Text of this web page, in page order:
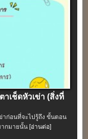
าเช็ดหัวเข่า (สิ่งที่
าก่อนที่จะไปรู้ถึง ขั้นตอน
ากมายนั้น[อ่านต่อ]